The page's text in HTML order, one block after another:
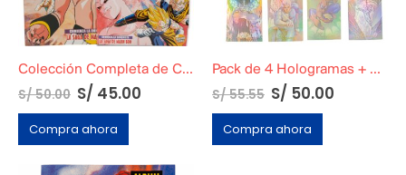
Colección Completa de Cards de Dragon Ball Z5: La Saga de Majin Boo
S/50.00 S/ 45.00
Compra ahora
Pack de 4 Hologramas + 9 Prismas de Colección Marvel Pepsi Cards
S/55.55 S/ 50.00
Compra ahora